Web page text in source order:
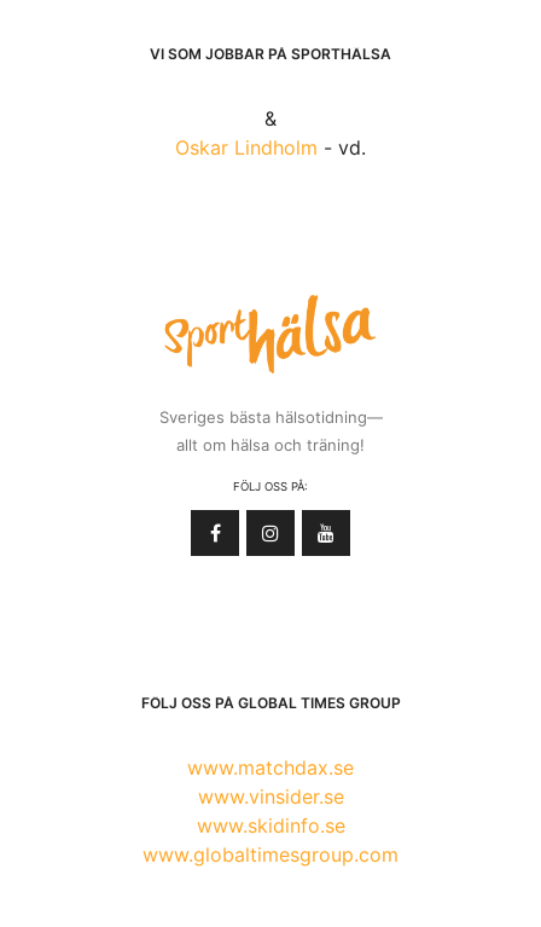
VI SOM JOBBAR PÅ SPORTHÄLSA
&
Oskar Lindholm - vd.
Sveriges bästa hälsotidning—
allt om hälsa och träning!
FÖLJ OSS PÅ:
FÖLJ OSS PÅ GLOBAL TIMES GROUP
www.matchdax.se
www.vinsider.se
www.skidinfo.se
www.globaltimesgroup.com